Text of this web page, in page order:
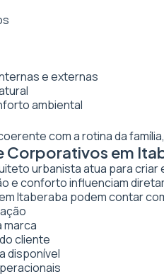
e externas
ambiental
com a rotina da
Corporativos em
urbanista atua para
e conforto influenciam
Itaberaba podem contar
marca
cliente
disponível